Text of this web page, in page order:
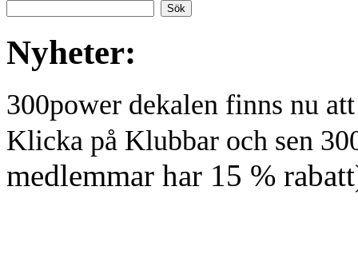
Nyheter:
300power dekalen finns nu
Klicka på Klubbar och sen
medlemmar har 15 %